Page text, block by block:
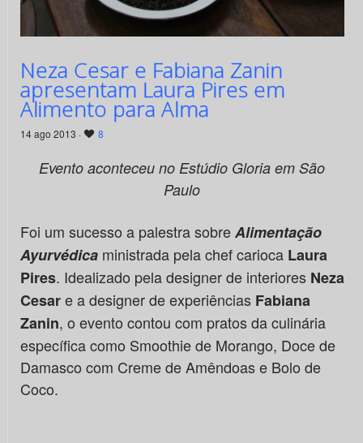
Neza Cesar e Fabiana Zanin
apresentam Laura Pires em
Alimento para Alma
14 ago 2013 · 8
Evento aconteceu no Estúdio Gloria em São
Paulo
Foi um sucesso a palestra sobreAlimentação
Ayurvédicaministrada pela chef carioca Laura
Pires. Idealizado pela designer de interiores Neza
Cesare a designer de experiências Fabiana
Zanin, o evento contou com pratos da culinária
específica como Smoothie de Morango, Doce de
Damasco com Creme de Amêndoas e Bolo de
Coco.